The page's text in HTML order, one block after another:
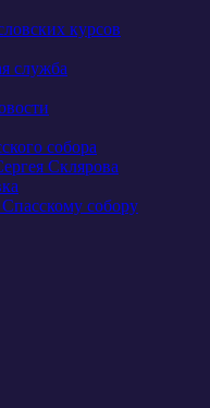
курсов
служба
собора
Склярова
собору